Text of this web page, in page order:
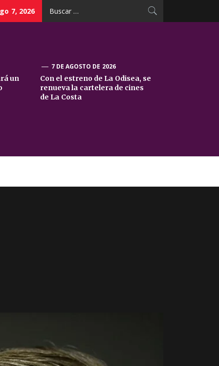
7, 2026
un
7 DE AGOSTO DE 2026
Con el estreno de La Odisea, se
renueva la cartelera de cines
de La Costa